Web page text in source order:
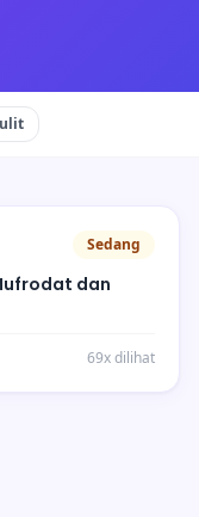
Sedang
dan
69x dilihat